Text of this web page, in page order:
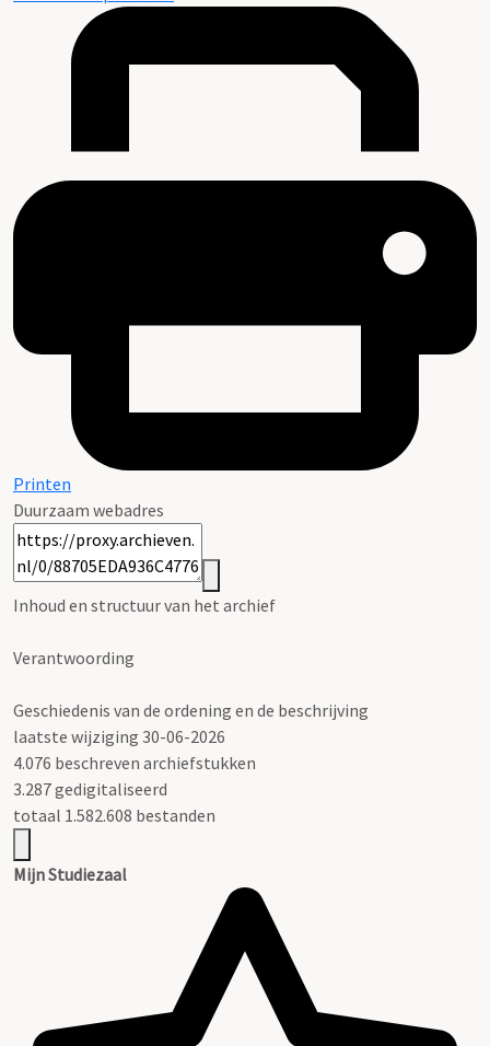
Printen
Duurzaam webadres
Inhoud en structuur van het archief
Verantwoording
Geschiedenis van de ordening en de beschrijving
laatste wijziging 30-06-2026
4.076 beschreven archiefstukken
3.287 gedigitaliseerd
totaal 1.582.608 bestanden
Mijn Studiezaal